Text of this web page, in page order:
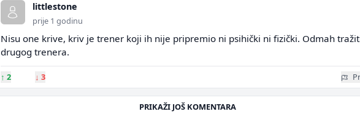
littlestone
prije 1 godinu
Nisu one krive, kriv je trener koji ih nije pripremio ni psihički ni fizički. Odmah
drugog trenera.
↑ 2 ↓ 3
PRIKAŽI JOŠ KOMENTARA